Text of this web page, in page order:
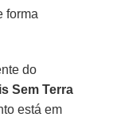
forma
do
Sem Terra
está em